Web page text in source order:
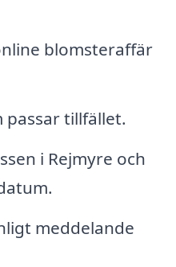
blomsteraffär
passar tillfället.
i Rejmyre och
meddelande